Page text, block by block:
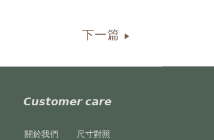
下一篇 ▶
𝘾𝙪𝙨𝙩𝙤𝙢𝙚𝙧 𝙘𝙖𝙧𝙚
關於我們
尺寸對照